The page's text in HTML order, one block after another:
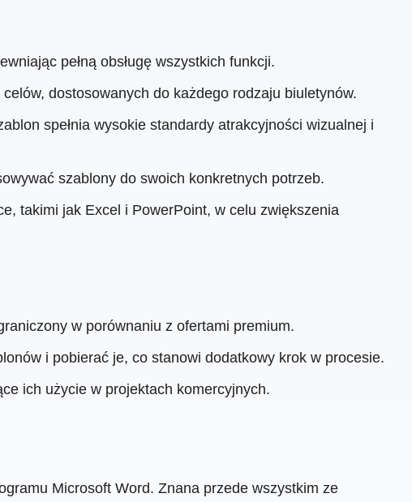
pełną obsługę wszystkich funkcji.
dostosowanych do każdego rodzaju biuletynów.
spełnia wysokie standardy atrakcyjności wizualnej i
szablony do swoich konkretnych potrzeb.
takimi jak Excel i PowerPoint, w celu zwiększenia
w porównaniu z ofertami premium.
i pobierać je, co stanowi dodatkowy krok w procesie.
ich użycie w projektach komercyjnych.
Microsoft Word. Znana przede wszystkim ze